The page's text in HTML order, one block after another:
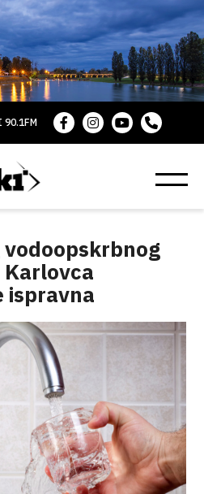
90.1FM
vodoopskrbnog
ispravna